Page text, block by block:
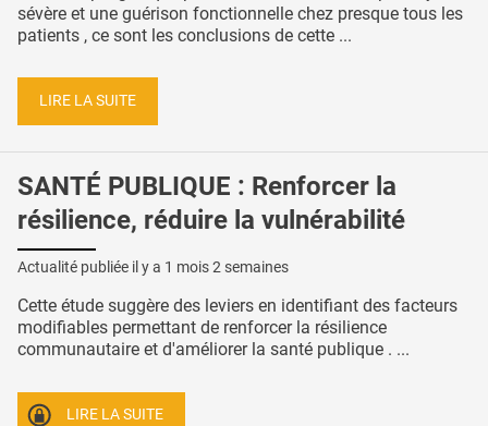
sévère et une guérison fonctionnelle chez presque tous les
patients , ce sont les conclusions de cette ...
LIRE LA SUITE
SANTÉ PUBLIQUE : Renforcer la
résilience, réduire la vulnérabilité
Actualité publiée il y a 1 mois 2 semaines
Cette étude suggère des leviers en identifiant des facteurs
modifiables permettant de renforcer la résilience
communautaire et d'améliorer la santé publique . ...
LIRE LA SUITE